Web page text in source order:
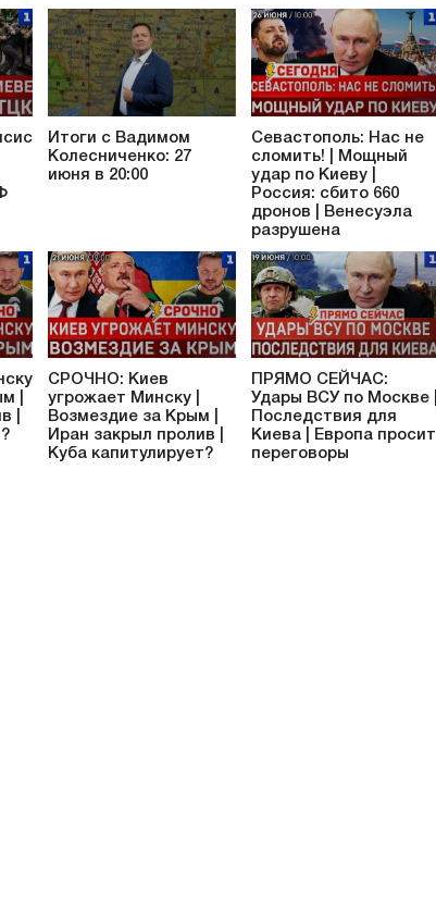
Итоги с Вадимом
Колесниченко: 27
июня в 20:00
Севастополь: Нас не
сломить! | Мощный
удар по Киеву |
Россия: сбито 660
дронов | Венесуэла
разрушена
|
|
СРОЧНО: Киев
угрожает Минску |
Возмездие за Крым |
Иран закрыл пролив |
Куба капитулирует?
ПРЯМО СЕЙЧАС:
Удары ВСУ по Москве |
Последствия для
Киева | Европа просит
переговоры